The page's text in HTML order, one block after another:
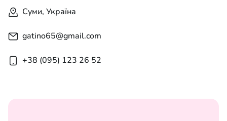
Суми, Україна
gatino65@gmail.com
+38 (095) 123 26 52